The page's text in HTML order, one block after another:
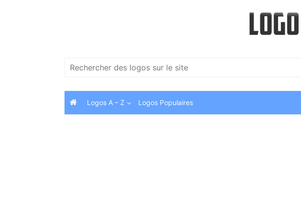
Search
Logos A – Z Logos Populaires